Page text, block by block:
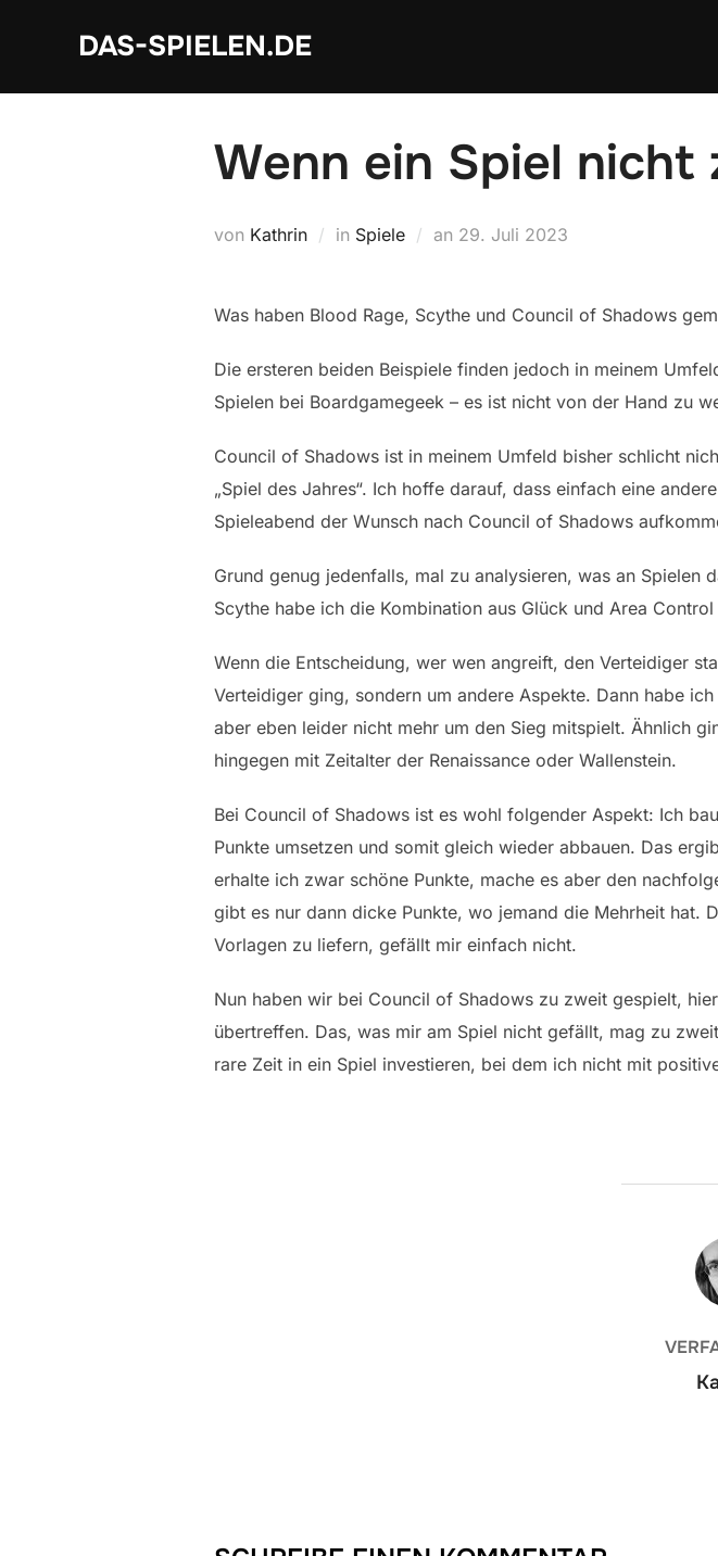
DAS-SPIELEN.DE
Wenn ein Spiel nicht
von Kathrin in Spiele an Veröffentlicht
29. Juli 2023
Was haben Blood Rage, Scythe und Council of Shadows
Die ersteren beiden Beispiele finden jedoch in meinem
Spielen bei Boardgamegeek – es ist nicht von der Hand zu
Council of Shadows ist in meinem Umfeld bisher schlicht
„Spiel des Jahres“. Ich hoffe darauf, dass einfach eine
Spieleabend der Wunsch nach Council of Shadows
Grund genug jedenfalls, mal zu analysieren, was an Spielen
Scythe habe ich die Kombination aus Glück und Area
Wenn die Entscheidung, wer wen angreift, den Verteidiger
Verteidiger ging, sondern um andere Aspekte. Dann habe
aber eben leider nicht mehr um den Sieg mitspielt. Ähnlich
hingegen mit Zeitalter der Renaissance oder Wallenstein.
Bei Council of Shadows ist es wohl folgender Aspekt: Ich
Punkte umsetzen und somit gleich wieder abbauen. Das
erhalte ich zwar schöne Punkte, mache es aber den
gibt es nur dann dicke Punkte, wo jemand die Mehrheit hat.
Vorlagen zu liefern, gefällt mir einfach nicht.
Nun haben wir bei Council of Shadows zu zweit gespielt,
übertreffen. Das, was mir am Spiel nicht gefällt, mag zu
rare Zeit in ein Spiel investieren, bei dem ich nicht mit